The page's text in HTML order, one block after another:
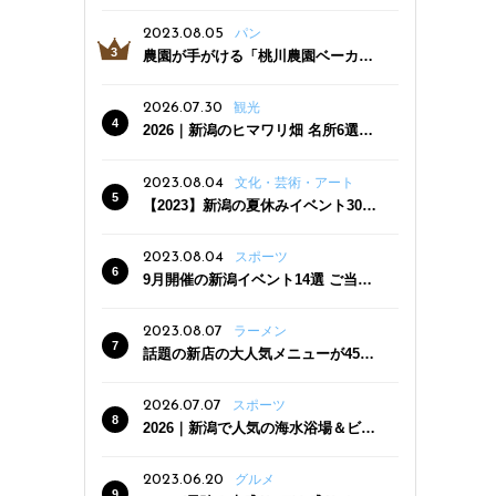
三条駅近くにオープン
2023.08.05 パン
農園が手がける「桃川農園ベーカリ
った焼きたてパンのほか、ジェラー
トやスムージーも
2026.07.30 観光
2026｜新潟のヒマワリ畑 名所6選
2023.08.04
文化・芸術・アート
【2023】新潟の夏休みイベント30
2023.08.04
スポーツ
9月開催の新潟イベント14選 ご当地
2023.08.07 ラーメン
話題の新店の大人気メニューが450
クーポン登場
2026.07.07 スポーツ
2026｜新潟で人気の海水浴場＆ビー
2023.06.20
グルメ